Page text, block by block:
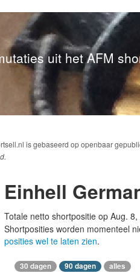
uit het AFM
is gebaseerd op openbaar
Einhell
Totale netto shortpositie op Aug. 8,
Shortposities worden momenteel
posities wel te laten zien.
30 dagen 90 dagen alles